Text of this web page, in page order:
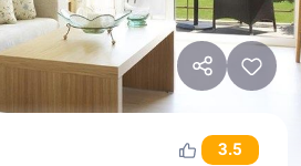
3.5